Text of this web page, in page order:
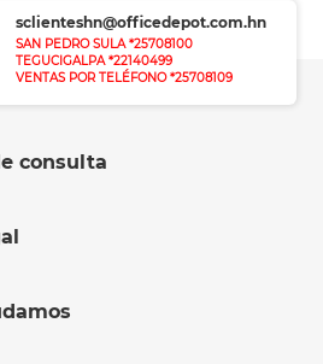
sclienteshn@officedepot.com.hn
SAN PEDRO SULA *25708100
TEGUCIGALPA *22140499
VENTAS POR TELÉFONO *25708109
consulta